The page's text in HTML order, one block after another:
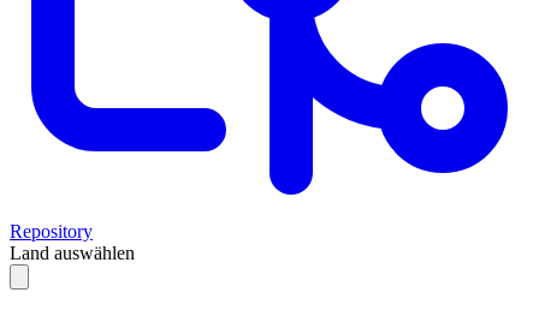
Repository
Land auswählen